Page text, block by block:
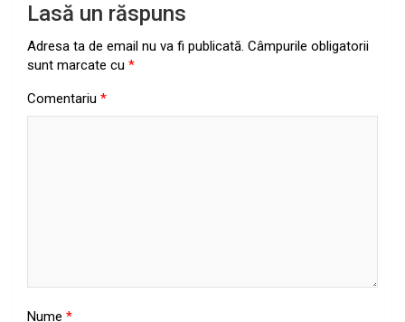
Lasă un răspuns
Adresa ta de email nu va fi publicată. Câmpurile obligatorii
sunt marcate cu *
Comentariu *
Nume *